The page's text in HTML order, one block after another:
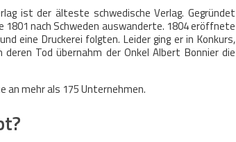
ist der älteste schwedische Verlag. Gegründet
1801 nach Schweden auswanderte. 1804 eröffnete
eine Druckerei folgten. Leider ging er in Konkurs,
Tod übernahm der Onkel Albert Bonnier die
mehr als 175 Unternehmen.